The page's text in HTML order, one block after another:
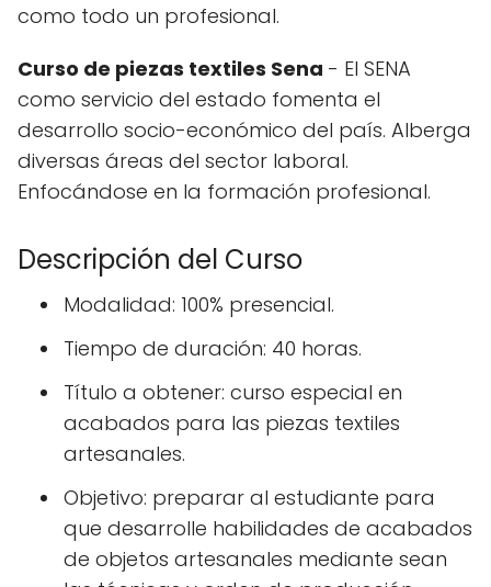
como todo un profesional.
Curso de piezas textiles Sena - El SENA
como servicio del estado fomenta el
desarrollo socio-económico del país. Alberga
diversas áreas del sector laboral.
Enfocándose en la formación profesional.
Descripción del Curso
Modalidad: 100% presencial.
Tiempo de duración: 40 horas.
Título a obtener: curso especial en
acabados para las piezas textiles
artesanales.
Objetivo: preparar al estudiante para
que desarrolle habilidades de acabados
de objetos artesanales mediante sean